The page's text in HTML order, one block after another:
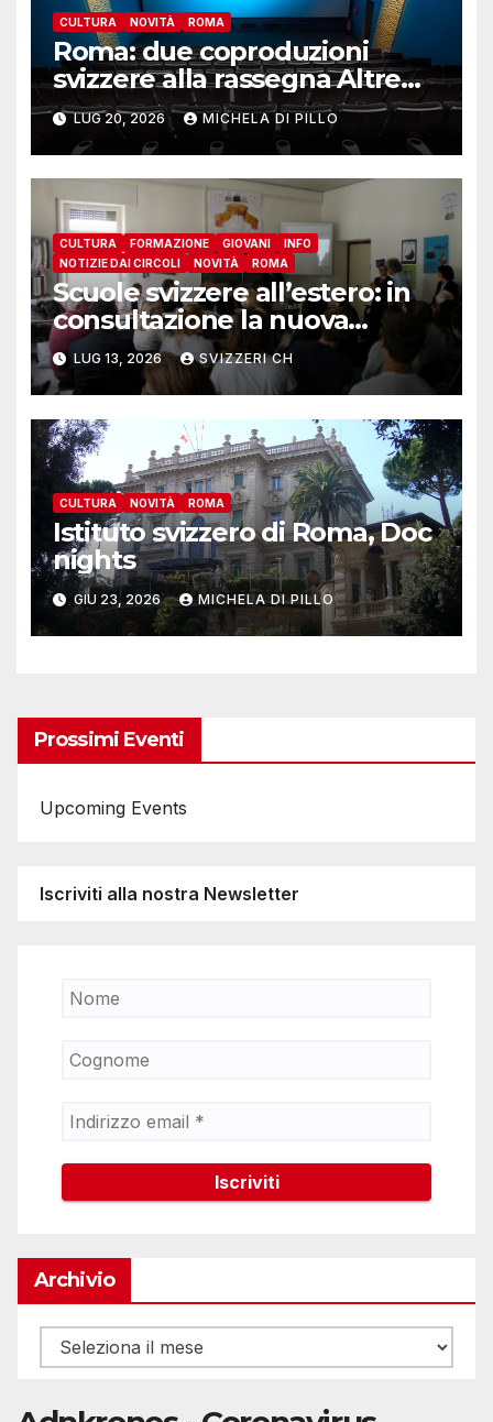
CULTURA NOVITÀ ROMA
Roma: due coproduzioni
svizzere alla rassegna Altre
Visioni
LUG 20, 2026 MICHELA DI PILLO
CULTURA FORMAZIONE GIOVANI
INFO
NOTIZIE DAI CIRCOLI
NOVITÀ ROMA
Scuole svizzere all’estero: in
consultazione la nuova
disciplina per docenti e
dirigenti
LUG 13, 2026 SVIZZERI CH
CULTURA NOVITÀ ROMA
Istituto svizzero di Roma, Doc
nights
GIU 23, 2026 MICHELA DI PILLO
Prossimi Eventi
Upcoming Events
Iscriviti alla nostra Newsletter
Archivio
Archivio